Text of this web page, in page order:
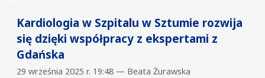
Kardiologia w Szpitalu w Sztumie rozwija
się dzięki współpracy z ekspertami z
Gdańska
29 września 2025 r. 19:48 — Beata Żurawska